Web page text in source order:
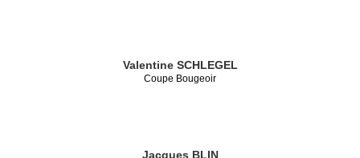
Valentine SCHLEGEL
Coupe Bougeoir
Jacques BLIN